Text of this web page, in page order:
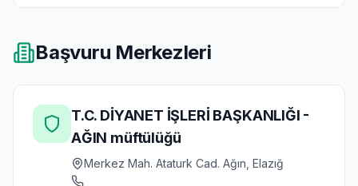
Başvuru Merkezleri
T.C. DİYANET İŞLERİ BAŞKANLIĞI -
AĞIN müftülüğü
Merkez Mah. Ataturk Cad. Ağın, Elazığ